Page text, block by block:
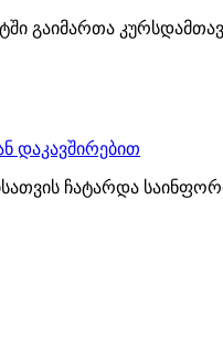
გაიმართა
დაკავშირებით
ჩატარდა